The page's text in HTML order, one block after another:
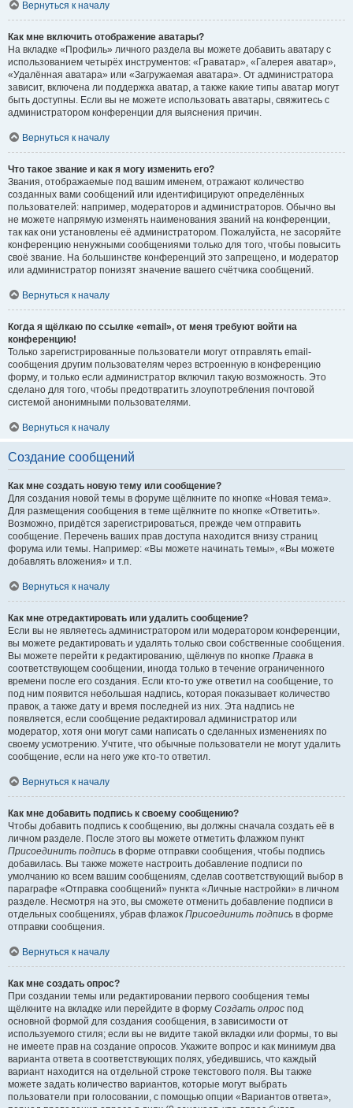
Вернуться к началу
Как мне включить отображение аватары?
На вкладке «Профиль» личного раздела вы можете добавить аватару с
использованием четырёх инструментов: «Граватар», «Галерея аватар»,
«Удалённая аватара» или «Загружаемая аватара». От администратора
зависит, включена ли поддержка аватар, а также какие типы аватар могут
быть доступны. Если вы не можете использовать аватары, свяжитесь с
администратором конференции для выяснения причин.
Вернуться к началу
Что такое звание и как я могу изменить его?
Звания, отображаемые под вашим именем, отражают количество
созданных вами сообщений или идентифицируют определённых
пользователей: например, модераторов и администраторов. Обычно вы
не можете напрямую изменять наименования званий на конференции,
так как они установлены её администратором. Пожалуйста, не засоряйте
конференцию ненужными сообщениями только для того, чтобы повысить
своё звание. На большинстве конференций это запрещено, и модератор
или администратор понизят значение вашего счётчика сообщений.
Вернуться к началу
Когда я щёлкаю по ссылке «email», от меня требуют войти на
конференцию!
Только зарегистрированные пользователи могут отправлять email-
сообщения другим пользователям через встроенную в конференцию
форму, и только если администратор включил такую возможность. Это
сделано для того, чтобы предотвратить злоупотребления почтовой
системой анонимными пользователями.
Вернуться к началу
Создание сообщений
Как мне создать новую тему или сообщение?
Для создания новой темы в форуме щёлкните по кнопке «Новая тема».
Для размещения сообщения в теме щёлкните по кнопке «Ответить».
Возможно, придётся зарегистрироваться, прежде чем отправить
сообщение. Перечень ваших прав доступа находится внизу страниц
форума или темы. Например: «Вы можете начинать темы», «Вы можете
добавлять вложения» и т.п.
Вернуться к началу
Как мне отредактировать или удалить сообщение?
Если вы не являетесь администратором или модератором конференции,
вы можете редактировать и удалять только свои собственные сообщения.
Вы можете перейти к редактированию, щёлкнув по кнопке Правка в
соответствующем сообщении, иногда только в течение ограниченного
времени после его создания. Если кто-то уже ответил на сообщение, то
под ним появится небольшая надпись, которая показывает количество
правок, а также дату и время последней из них. Эта надпись не
появляется, если сообщение редактировал администратор или
модератор, хотя они могут сами написать о сделанных изменениях по
своему усмотрению. Учтите, что обычные пользователи не могут удалить
сообщение, если на него уже кто-то ответил.
Вернуться к началу
Как мне добавить подпись к своему сообщению?
Чтобы добавить подпись к сообщению, вы должны сначала создать её в
личном разделе. После этого вы можете отметить флажком пункт
Присоединить подпись в форме отправки сообщения, чтобы подпись
добавилась. Вы также можете настроить добавление подписи по
умолчанию ко всем вашим сообщениям, сделав соответствующий выбор в
параграфе «Отправка сообщений» пункта «Личные настройки» в личном
разделе. Несмотря на это, вы сможете отменить добавление подписи в
отдельных сообщениях, убрав флажок Присоединить подпись в форме
отправки сообщения.
Вернуться к началу
Как мне создать опрос?
При создании темы или редактировании первого сообщения темы
щёлкните на вкладке или перейдите в форму Создать опрос под
основной формой для создания сообщения, в зависимости от
используемого стиля; если вы не видите такой вкладки или формы, то вы
не имеете прав на создание опросов. Укажите вопрос и как минимум два
варианта ответа в соответствующих полях, убедившись, что каждый
вариант находится на отдельной строке текстового поля. Вы также
можете задать количество вариантов, которые могут выбрать
пользователи при голосовании, с помощью опции «Вариантов ответа»,